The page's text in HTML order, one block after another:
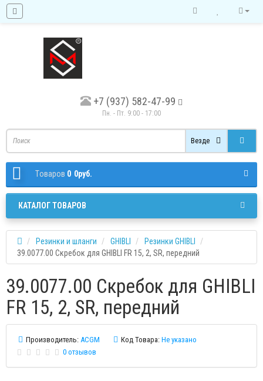
+7 (937) 582-47-99
Пн. - Пт. 9:00 - 17:00
Везде
Tоваров 0 0руб.
КАТАЛОГ ТОВАРОВ
Резинки и шланги GHIBLI
Резинки GHIBLI
39.0077.00 Скребок для GHIBLI FR 15, 2, SR, передний
39.0077.00 Скребок для GHIBLI
FR 15, 2, SR, передний
Производитель: ACGM Код Товара: Не указано
0 отзывов